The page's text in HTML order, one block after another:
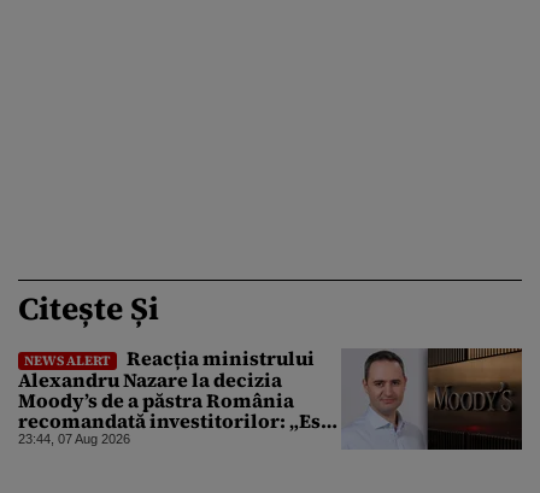
Citește Și
NEWS ALERT
Reacția ministrului
Alexandru Nazare la decizia
Moody’s de a păstra România
recomandată investitorilor: „Este
un răgaz, dar în niciun caz un
23:44, 07 Aug 2026